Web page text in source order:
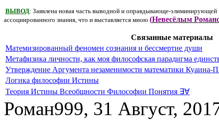
ВЫВОД: Заявлена новая часть выводной и оправдывающе-
ассоциированного знания, что и выставляется мною (Невесёлым
Связанные материалы
Матемизированный феномен сознания и бессмертие души
Метафизика личности, как моя философская парадигма
Утверждение Аргумента незаменимости математики
Логика философии Истины
Теория Истины Всеобщности Философии Понятия ∃∀
Роман999, 31 Август,